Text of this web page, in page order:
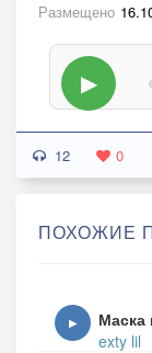
Размещено
▶
12 0
ПОХОЖИЕ
▶ Маска
exty lil